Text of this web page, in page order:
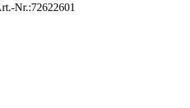
Nr.:72622601